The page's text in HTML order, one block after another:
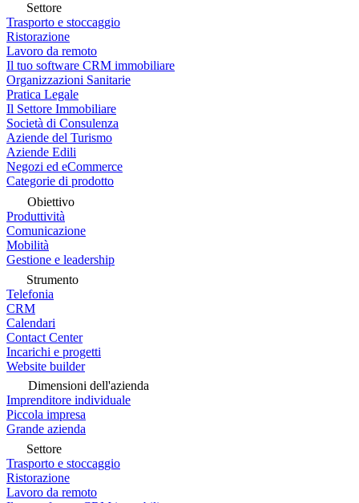
Settore
Trasporto e stoccaggio
Ristorazione
Lavoro da remoto
Il tuo software CRM immobiliare
Organizzazioni Sanitarie
Pratica Legale
Il Settore Immobiliare
Società di Consulenza
Aziende del Turismo
Aziende Edili
Negozi ed eCommerce
Categorie di prodotto
Obiettivo
Produttività
Comunicazione
Mobilità
Gestione e leadership
Strumento
Telefonia
CRM
Calendari
Contact Center
Incarichi e progetti
Website builder
Dimensioni dell'azienda
Imprenditore individuale
Piccola impresa
Grande azienda
Settore
Trasporto e stoccaggio
Ristorazione
Lavoro da remoto